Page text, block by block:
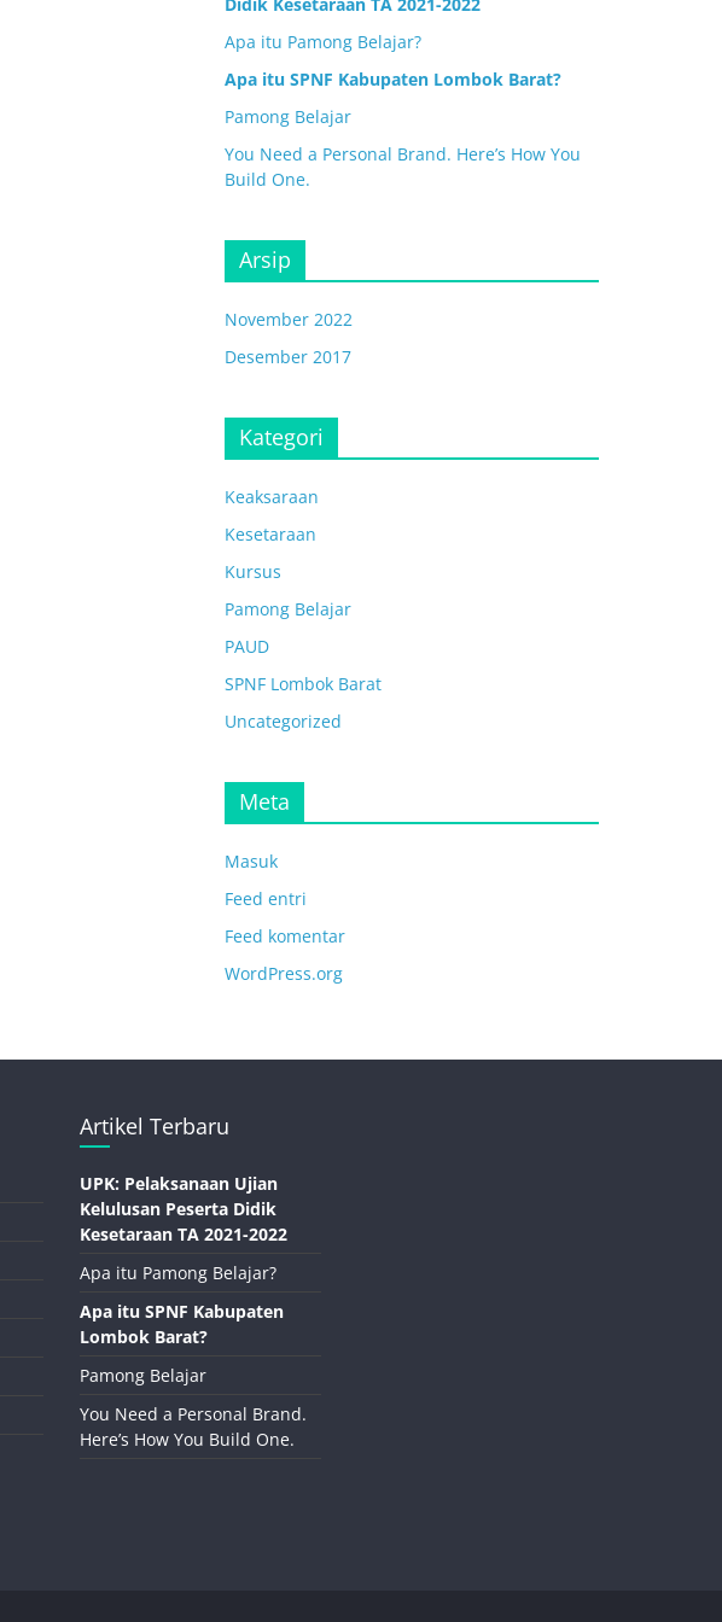
Apa itu Pamong Belajar?
Apa itu SPNF Kabupaten Lombok Barat?
Pamong Belajar
You Need a Personal Brand. Here’s How You
Build One.
Arsip
November 2022
Desember 2017
Kategori
Keaksaraan
Kesetaraan
Kursus
Pamong Belajar
PAUD
SPNF Lombok Barat
Uncategorized
Meta
Masuk
Feed entri
Feed komentar
WordPress.org
Artikel Terbaru
UPK: Pelaksanaan Ujian
Kelulusan Peserta Didik
Kesetaraan TA 2021-2022
Apa itu Pamong Belajar?
Apa itu SPNF Kabupaten
Lombok Barat?
Pamong Belajar
You Need a Personal Brand.
Here’s How You Build One.